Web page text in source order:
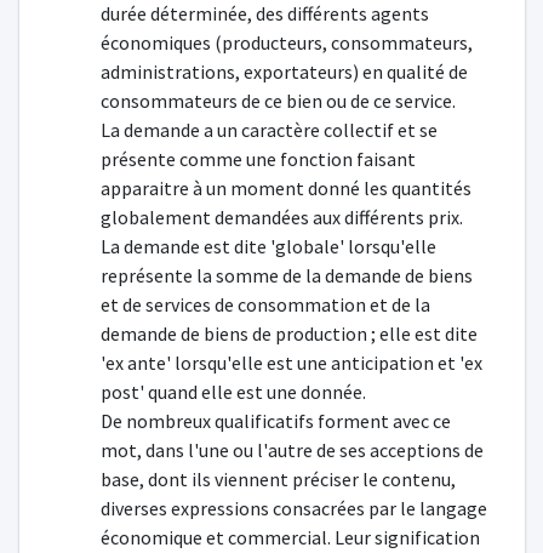
durée déterminée, des différents agents
économiques (producteurs, consommateurs,
administrations, exportateurs) en qualité de
consommateurs de ce bien ou de ce service.
La demande a un caractère collectif et se
présente comme une fonction faisant
apparaitre à un moment donné les quantités
globalement demandées aux différents prix.
La demande est dite 'globale' lorsqu'elle
représente la somme de la demande de biens
et de services de consommation et de la
demande de biens de production ; elle est dite
'ex ante' lorsqu'elle est une anticipation et 'ex
post' quand elle est une donnée.
De nombreux qualificatifs forment avec ce
mot, dans l'une ou l'autre de ses acceptions de
base, dont ils viennent préciser le contenu,
diverses expressions consacrées par le langage
économique et commercial. Leur signification